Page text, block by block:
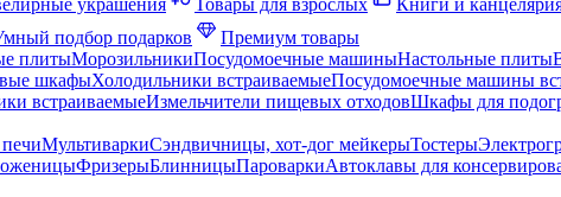
украшения Товары для взрослых Книги и
подбор подарков
Премиум товары
плитыМорозильникиПосудомоечные машиныНастольные плиты
шкафыХолодильники встраиваемыеПосудомоечные машины
встраиваемыеИзмельчители пищевых отходовШкафы для
МультиваркиСэндвичницы, хот-дог мейкерыТостеры
ФризерыБлинницыПароваркиАвтоклавы для